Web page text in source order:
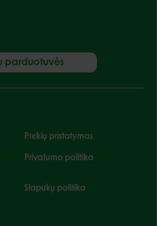
parduotuvės
Prekių pristatymas
Privatumo politika
Slapukų politika